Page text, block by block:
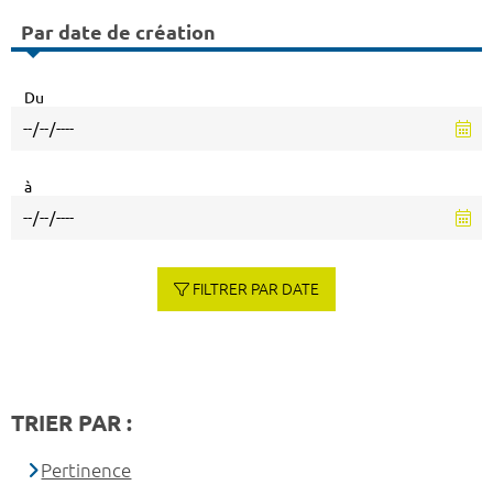
Par date de création
Du
à
FILTRER PAR DATE
TRIER PAR :
Pertinence